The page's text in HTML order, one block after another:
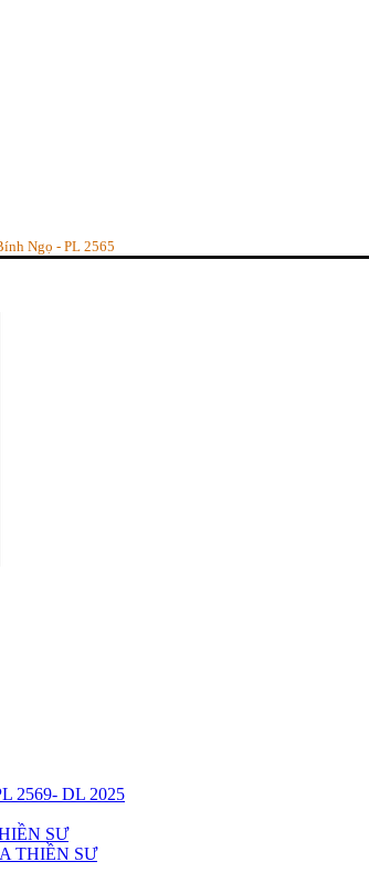
Ngọ - PL 2565
2569- DL 2025
THIỀN SƯ